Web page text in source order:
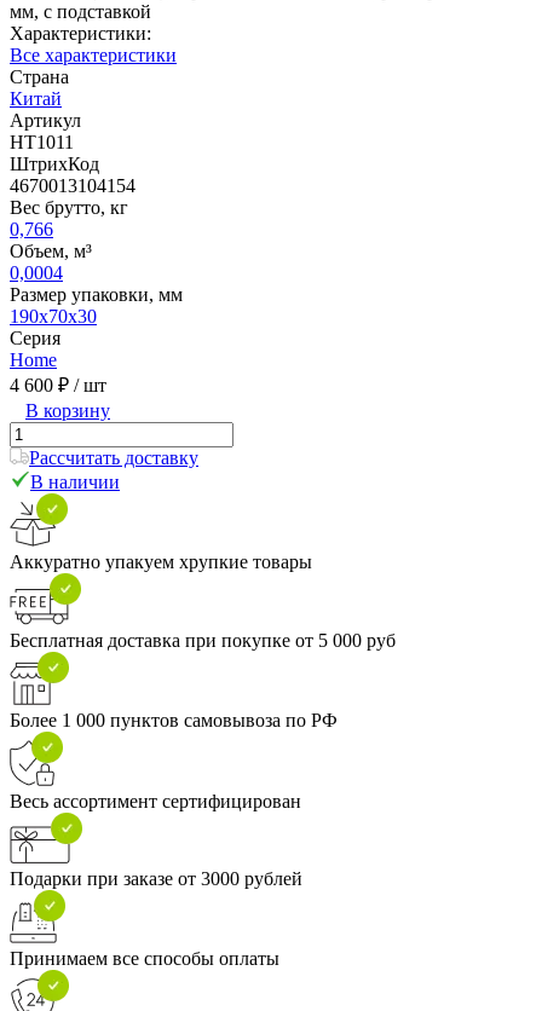
мм, с подставкой
Характеристики:
Все характеристики
Страна
Китай
Артикул
HT1011
ШтрихКод
4670013104154
Вес брутто, кг
0,766
Объем, м³
0,0004
Размер упаковки, мм
190х70х30
Серия
Home
4 600 ₽ / шт
В корзину
Рассчитать доставку
В наличии
Аккуратно упакуем хрупкие товары
Бесплатная доставка при покупке от 5 000 руб
Более 1 000 пунктов самовывоза по РФ
Весь ассортимент сертифицирован
Подарки при заказе от 3000 рублей
Принимаем все способы оплаты